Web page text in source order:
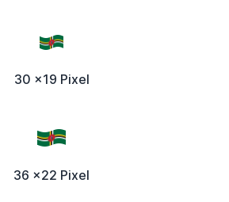
30 x19 Pixel
36 x22 Pixel